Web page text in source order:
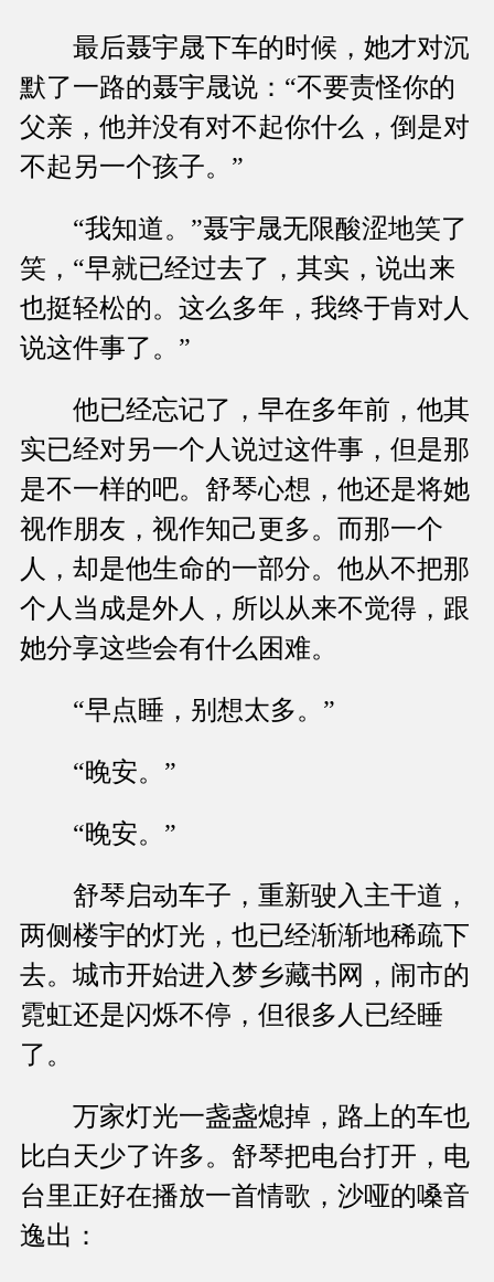
最后聂宇晟下车的时候，她才对沉
默了一路的聂宇晟说：“不要责怪你的
父亲，他并没有对不起你什么，倒是对
不起另一个孩子。”
“我知道。”聂宇晟无限酸涩地笑了
笑，“早就已经过去了，其实，说出来
也挺轻松的。这么多年，我终于肯对人
说这件事了。”
他已经忘记了，早在多年前，他其
实已经对另一个人说过这件事，但是那
是不一样的吧。舒琴心想，他还是将她
视作朋友，视作知己更多。而那一个
人，却是他生命的一部分。他从不把那
个人当成是外人，所以从来不觉得，跟
她分享这些会有什么困难。
“早点睡，别想太多。”
“晚安。”
“晚安。”
舒琴启动车子，重新驶入主干道，
两侧楼宇的灯光，也已经渐渐地稀疏下
去。城市开始进入梦乡藏书网，闹市的
霓虹还是闪烁不停，但很多人已经睡
了。
万家灯光一盏盏熄掉，路上的车也
比白天少了许多。舒琴把电台打开，电
台里正好在播放一首情歌，沙哑的嗓音
逸出：